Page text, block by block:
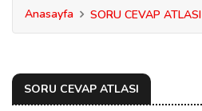
Anasayfa SORU CEVAP ATLASI
SORU CEVAP ATLASI